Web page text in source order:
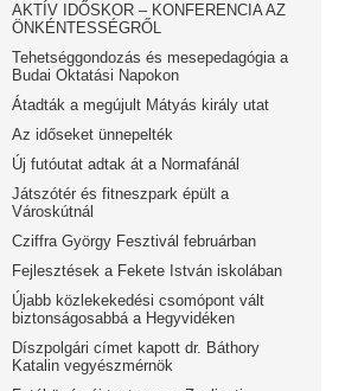
AKTÍV IDŐSKOR – KONFERENCIA AZ
ÖNKÉNTESSÉGRŐL
Tehetséggondozás és mesepedagógia a
Budai Oktatási Napokon
Átadták a megújult Mátyás király utat
Az időseket ünnepelték
Új futóutat adtak át a Normafánál
Játszótér és fitneszpark épült a
Városkútnál
Cziffra György Fesztivál februárban
Fejlesztések a Fekete István iskolában
Újabb közlekekedési csomópont vált
biztonságosabbá a Hegyvidéken
Díszpolgári címet kapott dr. Báthory
Katalin vegyészmérnök